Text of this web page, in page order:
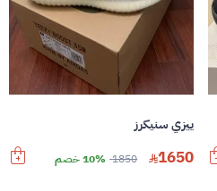
ييزي سنيكرز
1650
1850 10% خصم